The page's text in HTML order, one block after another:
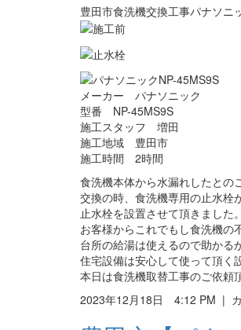
豊田市食洗機交換工事パナソ
メーカー パナソニック
型番 NP-45MS9S
施工スタッフ 増田
施工地域 豊田市
施工時間 2時間
食洗機本体から水漏れしたとの
交換の時、食洗機専用の止水栓
止水栓を設置させて頂きました。
お客様からこれでもし食洗機の
台所の給湯は使えるので助かる
住宅設備は安心して使って頂く
本日は食洗機取替工事のご依頼
2023年12月18日 4:12 PM | カ